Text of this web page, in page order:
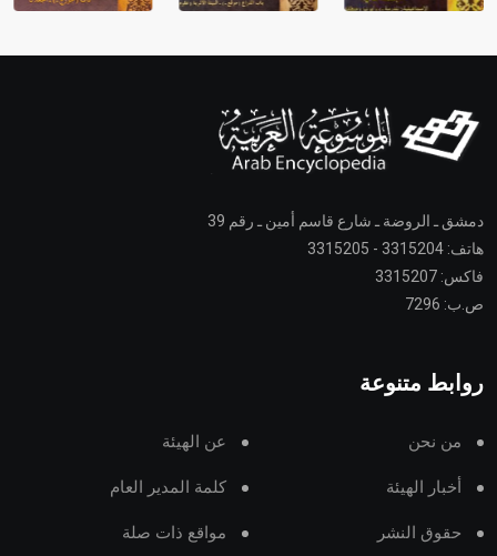
دمشق ـ الروضة ـ شارع قاسم أمين ـ رقم 39
هاتف: 3315204 - 3315205
فاكس: 3315207
ص.ب: 7296
روابط متنوعة
من نحن عن الهيئة
أخبار الهيئة كلمة المدير العام
حقوق النشر مواقع ذات صلة